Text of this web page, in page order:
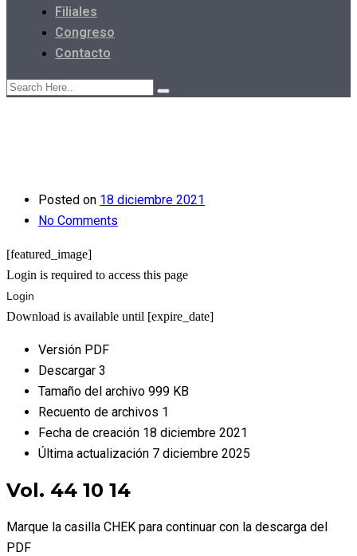
Filiales
Congreso
Contacto
Posted on 18 diciembre 2021
No Comments
[featured_image]
Login is required to access this page
Login
Download is available until [expire_date]
Versión PDF
Descargar 3
Tamaño del archivo 999 KB
Recuento de archivos 1
Fecha de creación 18 diciembre 2021
Última actualización 7 diciembre 2025
Vol. 44 10 14
Marque la casilla CHEK para continuar con la descarga del
PDF